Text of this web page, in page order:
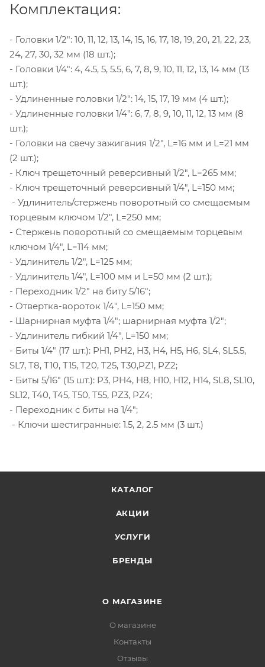
Комплектация:
- Головки 1/2": 10, 11, 12, 13, 14, 15, 16, 17, 18, 19, 20, 21, 22, 23,
24, 27, 30, 32 мм (18 шт.);
- Головки 1/4": 4, 4.5, 5, 5.5, 6, 7, 8, 9, 10, 11, 12, 13, 14 мм (13
шт.);
- Удлиненные головки 1/2": 14, 15, 17, 19 мм (4 шт.);
- Удлиненные головки 1/4": 6, 7, 8, 9, 10, 11, 12, 13 мм (8
шт.);
- Головки на свечу зажигания 1/2", L=16 мм и L=21 мм
(2 шт.);
- Ключ трещеточный реверсивный 1/2", L=265 мм;
- Ключ трещеточный реверсивный 1/4", L=150 мм;
- Удлинитель/стержень поворотный со смещаемым
торцевым ключом 1/2", L=250 мм;
- Стержень поворотный со смещаемым торцевым
ключом 1/4", L=114 мм;
- Удлинитель 1/2", L=125 мм;
- Удлинитель 1/4", L=100 мм и L=50 мм (2 шт.);
- Переходник 1/2" на биту 5/16";
- Отвертка-вороток 1/4", L=150 мм;
- Шарнирная муфта 1/4"; шарнирная муфта 1/2";
- Удлинитель гибкий 1/4", L=150 мм;
- Биты 1/4" (17 шт.): PH1, PH2, H3, H4, H5, H6, SL4, SL5.5,
SL7, T8, T10, T15, T20, T25, T30,PZ1, PZ2;
- Биты 5/16" (15 шт.): P3, PH4, H8, H10, H12, H14, SL8, SL10,
SL12, T40, T45, T50, T55, PZ3, PZ4;
- Переходник с биты на 1/4";
- Ключи шестигранные: 1.5, 2, 2.5 мм (3 шт.)
КАТАЛОГ
АКЦИИ
УСЛУГИ
БРЕНДЫ
О МАГАЗИНЕ
О магазине
Контакты
Отзывы